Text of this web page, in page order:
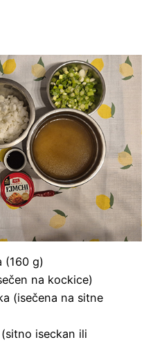
(160 g)
na kockice)
(isečena na sitne
iseckan ili